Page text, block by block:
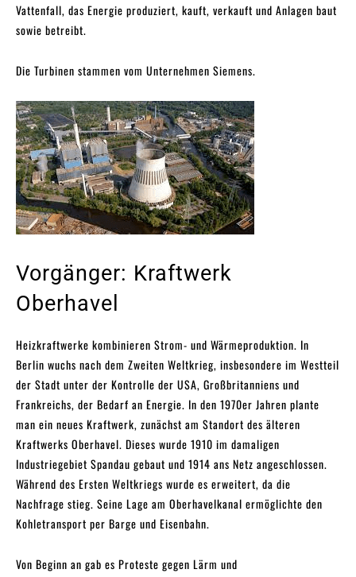
Vattenfall, das Energie produziert, kauft, verkauft und Anlagen baut
sowie betreibt.
Die Turbinen stammen vom Unternehmen Siemens.
Vorgänger: Kraftwerk
Oberhavel
Heizkraftwerke kombinieren Strom- und Wärmeproduktion. In
Berlin wuchs nach dem Zweiten Weltkrieg, insbesondere im Westteil
der Stadt unter der Kontrolle der USA, Großbritanniens und
Frankreichs, der Bedarf an Energie. In den 1970er Jahren plante
man ein neues Kraftwerk, zunächst am Standort des älteren
Kraftwerks Oberhavel. Dieses wurde 1910 im damaligen
Industriegebiet Spandau gebaut und 1914 ans Netz angeschlossen.
Während des Ersten Weltkriegs wurde es erweitert, da die
Nachfrage stieg. Seine Lage am Oberhavelkanal ermöglichte den
Kohletransport per Barge und Eisenbahn.
Von Beginn an gab es Proteste gegen Lärm und